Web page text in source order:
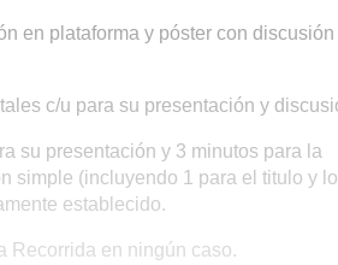
plataforma y póster con discusión
c/u para su presentación y
presentación y 3 minutos para la
simple (incluyendo 1 para el titulo y
establecido.
en ningún caso.